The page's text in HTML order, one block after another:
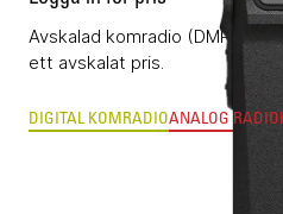
Avskalad komradio (DMR) i
ett avskalat pris.
DIGITAL KOMRADIOANALOG